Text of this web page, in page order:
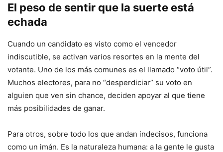
El peso de sentir que la suerte está
echada
Cuando un candidato es visto como el vencedor
indiscutible, se activan varios resortes en la mente del
votante. Uno de los más comunes es el llamado “voto útil”.
Muchos electores, para no “desperdiciar” su voto en
alguien que ven sin chance, deciden apoyar al que tiene
más posibilidades de ganar.
Para otros, sobre todo los que andan indecisos, funciona
como un imán. Es la naturaleza humana: a la gente le gusta